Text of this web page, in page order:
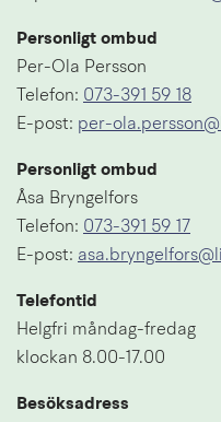
Personligt ombud
Per-Ola Persson
Telefon: 073-391 59 18
E-post: per-
Personligt ombud
Åsa Bryngelfors
Telefon: 073-391 59 17
E-post:
Telefontid
Helgfri måndag-fredag
klockan 8.00-17.00
Besöksadress